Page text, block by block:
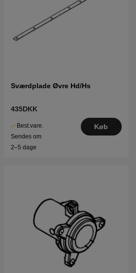
Sværdplade Øvre Hd/Hs
435DKK
Best.vare.
Sendes om
2–5 dage
Køb